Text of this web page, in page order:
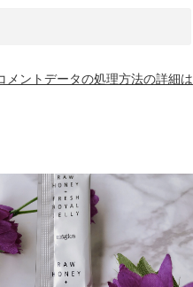
メントデータの処理方法の詳細は